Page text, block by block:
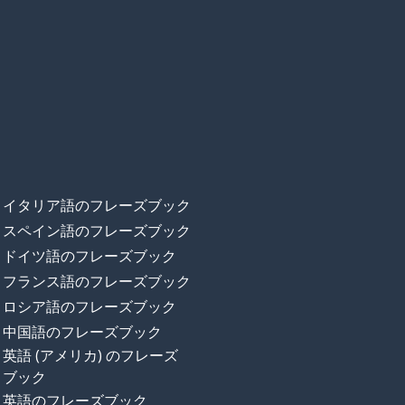
イタリア語のフレーズブック
スペイン語のフレーズブック
ドイツ語のフレーズブック
フランス語のフレーズブック
ロシア語のフレーズブック
中国語のフレーズブック
英語 (アメリカ) のフレーズ
ブック
英語のフレーズブック